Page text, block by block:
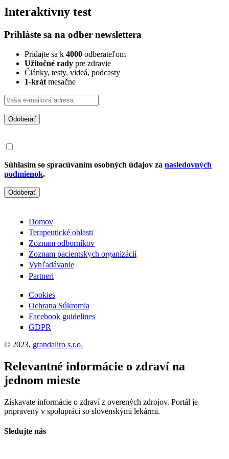
Interaktívny test
Prihláste sa na odber newslettera
Pridajte sa k 4000 odberateľom
Užitočné rady pre zdravie
Články, testy, videá, podcasty
1-krátmesačne
Odoberať
Súhlasím so spracúvaním osobných údajov za nasledovných
podmienok.
Odoberať
Domov
Terapeutické oblasti
Zoznam odborníkov
Zoznam pacientskych organizácií
Vyhľadávanie
Partneri
Cookies
Ochrana Súkromia
Facebook guidelines
GDPR
© 2023, grandaliro s.r.o.
Relevantné informácie o zdraví na
jednom mieste
Získavate informácie o zdraví z overených zdrojov. Portál je
pripravený v spolupráci so slovenskými lekármi.
Sledujte nás